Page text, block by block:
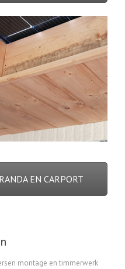
EN CARPORT
montage en timmerwerk